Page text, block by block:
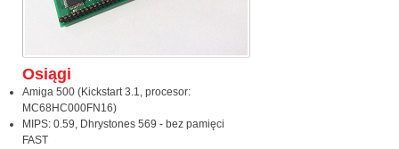
Osiągi
Amiga 500 (Kickstart 3.1, procesor:
MC68HC000FN16)
MIPS: 0.59, Dhrystones 569 - bez pamięci
FAST